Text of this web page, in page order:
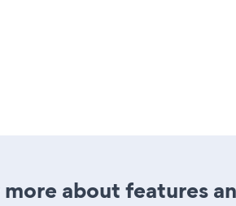
about features